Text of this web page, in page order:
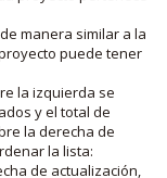
manera similar a la
puede tener
la izquierda se
y el total de
la derecha de
la lista:
de actualización,